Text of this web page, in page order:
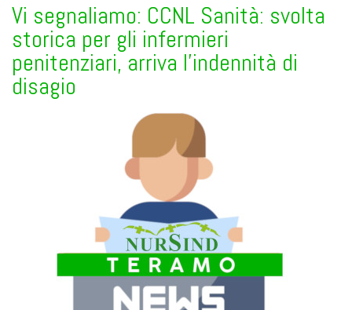
Vi segnaliamo: CCNL Sanità: svolta
storica per gli infermieri
penitenziari, arriva l’indennità di
disagio